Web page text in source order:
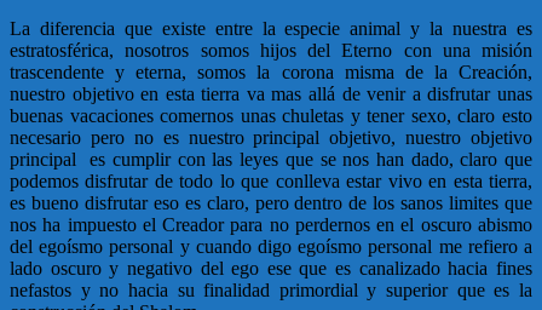
La diferencia que existe entre la especie animal y la nuestra es
estratosférica, nosotros somos hijos del Eterno con una misión
trascendente y eterna, somos la corona misma de la Creación,
nuestro objetivo en esta tierra va mas allá de venir a disfrutar unas
buenas vacaciones comernos unas chuletas y tener sexo, claro esto
necesario pero no es nuestro principal objetivo, nuestro objetivo
principal es cumplir con las leyes que se nos han dado, claro que
podemos disfrutar de todo lo que conlleva estar vivo en esta tierra,
es bueno disfrutar eso es claro, pero dentro de los sanos limites que
nos ha impuesto el Creador para no perdernos en el oscuro abismo
del egoísmo personal y cuando digo egoísmo personal me refiero a
lado oscuro y negativo del ego ese que es canalizado hacia fines
nefastos y no hacia su finalidad primordial y superior que es la